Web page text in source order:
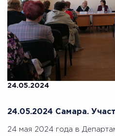
24.05.2024
24.05.2024 Самара.
24 мая 2024 года в